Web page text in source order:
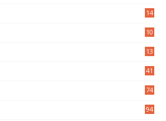
14
10
13
41
74
94